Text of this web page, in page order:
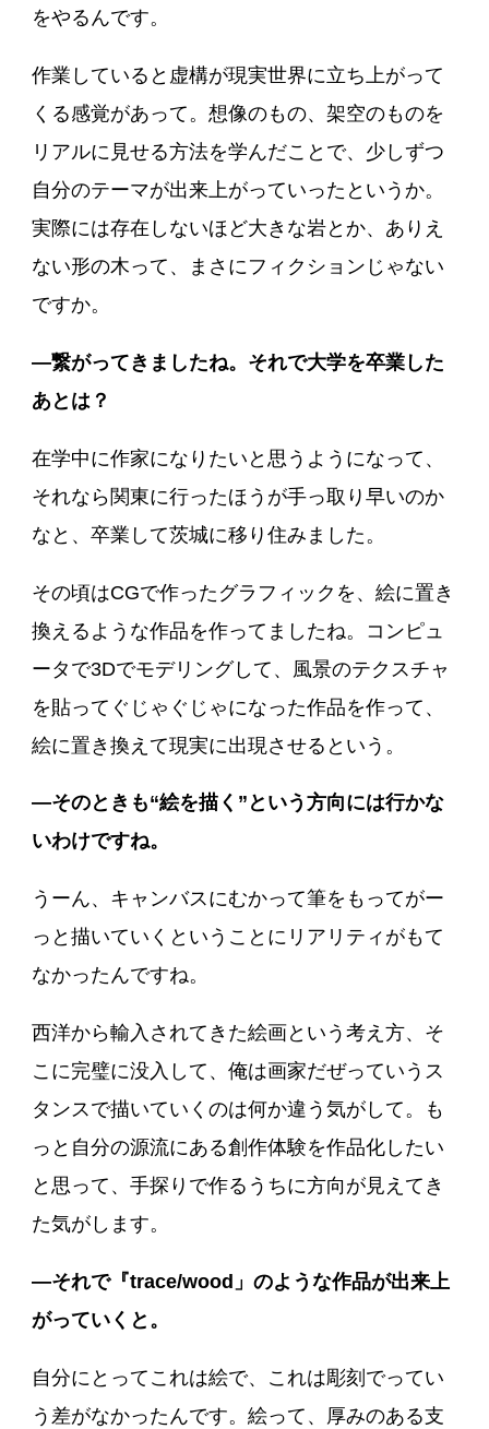
をやるんです。
作業していると虚構が現実世界に立ち上がって
くる感覚があって。想像のもの、架空のものを
リアルに見せる方法を学んだことで、少しずつ
自分のテーマが出来上がっていったというか。
実際には存在しないほど大きな岩とか、ありえ
ない形の木って、まさにフィクションじゃない
ですか。
―繋がってきましたね。それで大学を卒業した
あとは？
在学中に作家になりたいと思うようになって、
それなら関東に行ったほうが手っ取り早いのか
なと、卒業して茨城に移り住みました。
その頃はCGで作ったグラフィックを、絵に置き
換えるような作品を作ってましたね。コンピュ
ータで3Dでモデリングして、風景のテクスチャ
を貼ってぐじゃぐじゃになった作品を作って、
絵に置き換えて現実に出現させるという。
―そのときも“絵を描く”という方向には行かな
いわけですね。
うーん、キャンバスにむかって筆をもってがー
っと描いていくということにリアリティがもて
なかったんですね。
西洋から輸入されてきた絵画という考え方、そ
こに完璧に没入して、俺は画家だぜっていうス
タンスで描いていくのは何か違う気がして。も
っと自分の源流にある創作体験を作品化したい
と思って、手探りで作るうちに方向が見えてき
た気がします。
―それで『trace/wood」のような作品が出来上
がっていくと。
自分にとってこれは絵で、これは彫刻でってい
う差がなかったんです。絵って、厚みのある支